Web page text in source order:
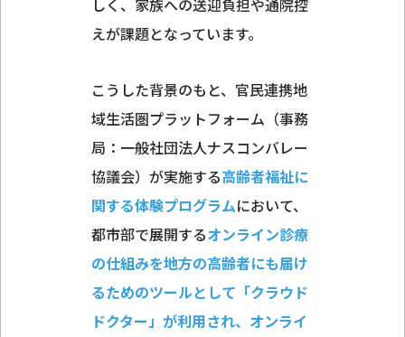
えが課題となっています。
こうした背景のもと、官民連携地
域生活圏プラットフォーム（事務
局：一般社団法人ナスコンバレー
協議会）が実施する高齢者福祉に
関する体験プログラムにおいて、
都市部で展開するオンライン診療
の仕組みを地方の高齢者にも届け
るためのツールとして「クラウド
ドクター」が利用され、オンライ